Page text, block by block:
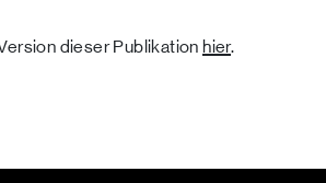
dieser Publikation hier.